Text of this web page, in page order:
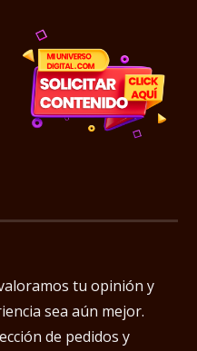
tu opinión y
sea aún mejor.
de pedidos y